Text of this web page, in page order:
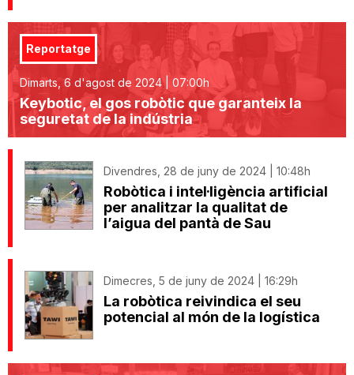
Reportatge
Dimarts, 6 d'agost de 2024 | 07:00h
Keybotic, el gos robòtic que garanteix la
seguretat de la indústria
Divendres, 28 de juny de 2024 | 10:48h
Robòtica i intel·ligència artificial
per analitzar la qualitat de
l’aigua del pantà de Sau
Dimecres, 5 de juny de 2024 | 16:29h
La robòtica reivindica el seu
potencial al món de la logística